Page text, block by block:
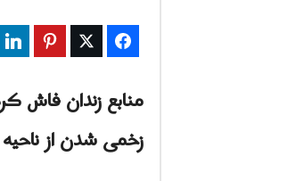
Facebook
Twitter
Pinterest
منابع زندان فاش
زخمی شدن از